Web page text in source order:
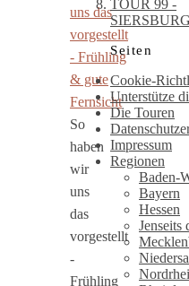
So
haben
wir
uns
das
vorgestellt
-
Frühling
TOUR 99 -
Seiten
Cookie-
Unterstütze
Die Touren
Impressum
Regionen
Baden-
Bayern
Hessen
Jenseits